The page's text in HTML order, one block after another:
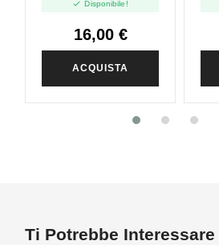
0.6ohm - 5pz
 Disponibile!
16,00 €
ACQUISTA
Ti Potrebbe Interessare